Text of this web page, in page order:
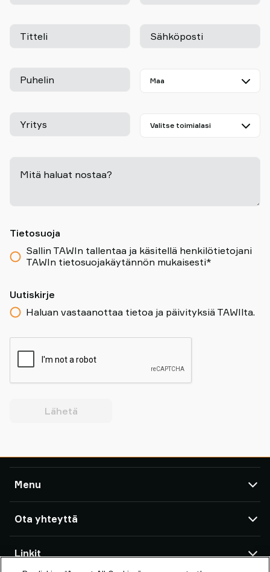
Titteli Sähköposti
Puhelin
Yritys
Mitä haluat nostaa?
Tietosuoja
Sallin TAWIn tallentaa ja käsitellä henkilötietojani
TAWIn tietosuojakäytännön mukaisesti*
Uutiskirje
Haluan vastaanottaa tietoa ja päivityksiä TAWIlta.
Lähetä
Menu
Tuotteet
Suositukset
Ota yhteyttä
TAWI-toimistot ja yhteistyökumppanit
Linkit